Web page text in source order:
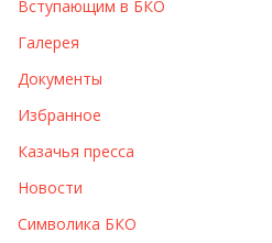
Вступающим в БКО
Галерея
Документы
Избранное
Казачья пресса
Новости
Символика БКО